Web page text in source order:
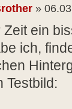
»
Zeit ein
ich,
Testbild: